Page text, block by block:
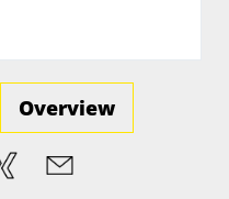
Overview